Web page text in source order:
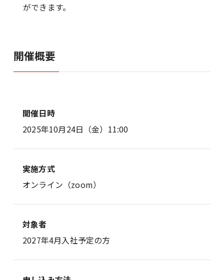
ができます。
開催概要
開催日時
2025年10月24日（金）11:00
実施方式
オンライン（zoom）
対象者
2027年4月入社予定の方